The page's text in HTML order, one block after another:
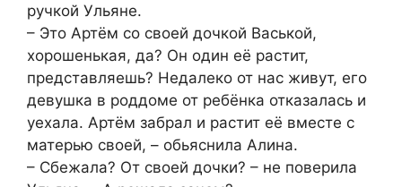
ручкой Ульяне.
– Это Артём со своей дочкой Васькой,
хорошенькая, да? Он один её растит,
представляешь? Недалеко от нас живут, его
девушка в роддоме от ребёнка отказалась и
уехала. Артём забрал и растит её вместе с
матерью своей, – обьяснила Алина.
– Сбежала? От своей дочки? – не поверила